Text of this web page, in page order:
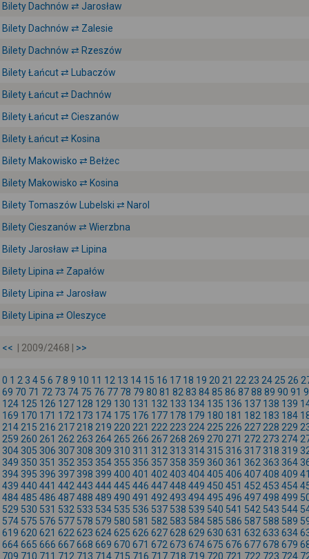
Bilety Dachnów ⇄ Jarosław
Bilety Dachnów ⇄ Zalesie
Bilety Dachnów ⇄ Rzeszów
Bilety Łańcut ⇄ Lubaczów
Bilety Łańcut ⇄ Dachnów
Bilety Łańcut ⇄ Cieszanów
Bilety Łańcut ⇄ Kosina
Bilety Makowisko ⇄ Bełżec
Bilety Makowisko ⇄ Kosina
Bilety Tomaszów Lubelski ⇄ Narol
Bilety Cieszanów ⇄ Wierzbna
Bilety Jarosław ⇄ Lipina
Bilety Lipina ⇄ Zapałów
Bilety Lipina ⇄ Jarosław
Bilety Lipina ⇄ Oleszyce
<< | 2009/2468 | >>
0 1 2 3 4 5 6 78 9 10 11 12 13 14 15 16 17 18 19 20 21 22 23 24 25 26
69 70 71 72 73 74 75 76 77 78 79 80 81 82 83 8485 86 8788 89 90 91
124 125 126 127 128 129 130 131 132 133 134 135 136 137 138 139
169 170 171 172 173 174 175 176 177 178 179 180 181 182 183 184
214 215 216 217 218 219 220 221 222 223 224 225 226 227 228 229
259 260 261 262 263 264 265 266 267 268 269 270 271 272 273 274
304 305 306 307 308 309 310 311 312 313 314 315 316 317 318 319
349 350 351 352 353 354 355 356 357 358 359 360 361 362 363 364
394 395 396 397 398 399 400 401 402 403 404405 406 407408 409
439 440 441 442 443 444445 446 447448 449 450 451 452 453 454
484485 486 487488 489 490 491 492 493 494495 496 497498 499
529 530 531 532 533 534 535 536 537 538 539 540 541 542 543 544
574 575 576 577 578 579 580 581 582 583 584 585 586 587 588 589
619 620 621 622 623 624625 626 627628 629 630 631 632 633 634
664665 666 667668 669 670 671 672 673 674675 676 677678 679
709 710 711 712 713 714 715 716 717 718 719 720 721 722 723 724